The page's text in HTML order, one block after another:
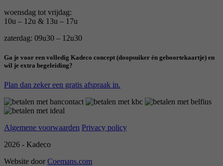
woensdag tot vrijdag:
10u – 12u & 13u – 17u
zaterdag: 09u30 – 12u30
Ga je voor een volledig Kadeco concept (doopsuiker én geboortekaartje) en
wil je extra begeleiding?
Plan dan zeker een gratis afspraak in.
Algemene voorwaarden Privacy policy
2026 - Kadeco
Website door Coemans.com